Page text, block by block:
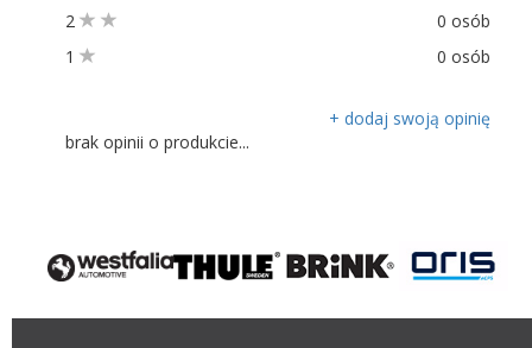
2
0 osób
1
0 osób
+ dodaj swoją opinię
brak opinii o produkcie...